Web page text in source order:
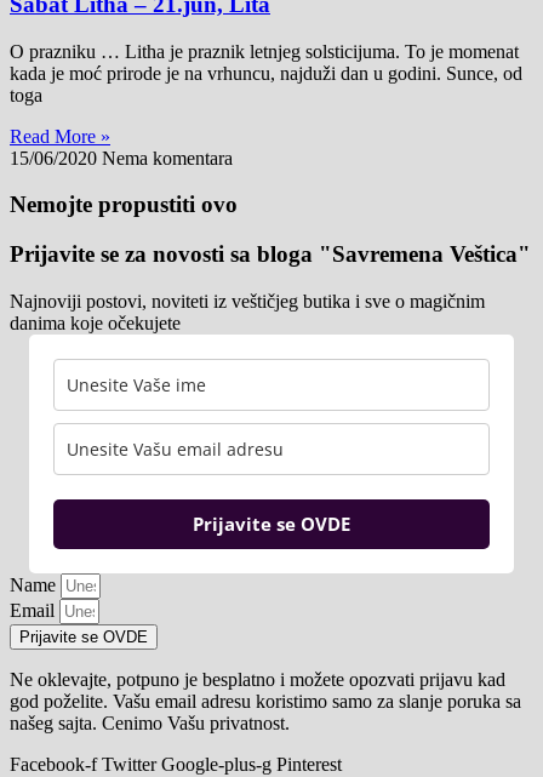
O prazniku … Litha je praznik letnjeg solsticijuma. To je momenat
kada je moć prirode je na vrhuncu, najduži dan u godini. Sunce, od
toga
Read More »
15/06/2020 Nema komentara
Nemojte propustiti ovo
Prijavite se za novosti sa bloga "Savremena Veštica"
Najnoviji postovi, noviteti iz veštičjeg butika i sve o magičnim
danima koje očekujete
Prijavite se OVDE
Name
Email
Prijavite se OVDE
Ne oklevajte, potpuno je besplatno i možete opozvati prijavu kad
god poželite. Vašu email adresu koristimo samo za slanje poruka sa
našeg sajta. Cenimo Vašu privatnost.
Facebook-f Twitter Google-plus-g Pinterest